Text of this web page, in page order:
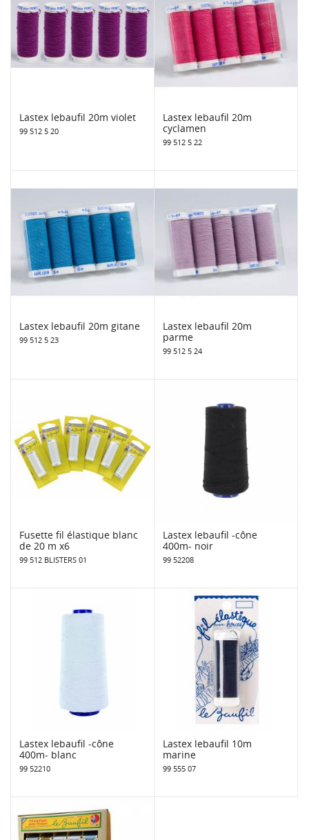
Lastex lebaufil 20m violet
99 512 5 20
Lastex lebaufil 20m
cyclamen
99 512 5 22
Lastex lebaufil 20m gitane
99 512 5 23
Lastex lebaufil 20m
parme
99 512 5 24
Fusette fil élastique blanc
de 20 m x6
99 512 BLISTERS 01
Lastex lebaufil -cône
400m- noir
99 52208
Lastex lebaufil -cône
400m- blanc
99 52210
Lastex lebaufil 10m
marine
99 555 07